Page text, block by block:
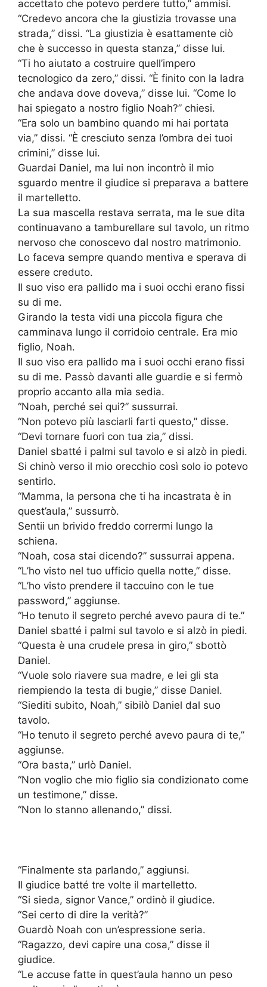
accettato che potevo perdere tutto,” ammisi.
“Credevo ancora che la giustizia trovasse una
strada,” dissi. “La giustizia è esattamente ciò
che è successo in questa stanza,” disse lui.
“Ti ho aiutato a costruire quell’impero
tecnologico da zero,” dissi. “È finito con la ladra
che andava dove doveva,” disse lui. “Come lo
hai spiegato a nostro figlio Noah?” chiesi.
“Era solo un bambino quando mi hai portata
via,” dissi. “È cresciuto senza l’ombra dei tuoi
crimini,” disse lui.
Guardai Daniel, ma lui non incontrò il mio
sguardo mentre il giudice si preparava a battere
il martelletto.
La sua mascella restava serrata, ma le sue dita
continuavano a tamburellare sul tavolo, un ritmo
nervoso che conoscevo dal nostro matrimonio.
Lo faceva sempre quando mentiva e sperava di
essere creduto.
Il suo viso era pallido ma i suoi occhi erano fissi
su di me.
Girando la testa vidi una piccola figura che
camminava lungo il corridoio centrale. Era mio
figlio, Noah.
Il suo viso era pallido ma i suoi occhi erano fissi
su di me. Passò davanti alle guardie e si fermò
proprio accanto alla mia sedia.
“Noah, perché sei qui?” sussurrai.
“Non potevo più lasciarli farti questo,” disse.
“Devi tornare fuori con tua zia,” dissi.
Daniel sbatté i palmi sul tavolo e si alzò in piedi.
Si chinò verso il mio orecchio così solo io potevo
sentirlo.
“Mamma, la persona che ti ha incastrata è in
quest’aula,” sussurrò.
Sentii un brivido freddo corrermi lungo la
schiena.
“Noah, cosa stai dicendo?” sussurrai appena.
“L’ho visto nel tuo ufficio quella notte,” disse.
“L’ho visto prendere il taccuino con le tue
password,” aggiunse.
“Ho tenuto il segreto perché avevo paura di te.”
Daniel sbatté i palmi sul tavolo e si alzò in piedi.
“Questa è una crudele presa in giro,” sbottò
Daniel.
“Vuole solo riavere sua madre, e lei gli sta
riempiendo la testa di bugie,” disse Daniel.
“Siediti subito, Noah,” sibilò Daniel dal suo
tavolo.
“Ho tenuto il segreto perché avevo paura di te,”
aggiunse.
“Ora basta,” urlò Daniel.
“Non voglio che mio figlio sia condizionato come
un testimone,” disse.
“Non lo stanno allenando,” dissi.
“Finalmente sta parlando,” aggiunsi.
Il giudice batté tre volte il martelletto.
“Si sieda, signor Vance,” ordinò il giudice.
“Sei certo di dire la verità?”
Guardò Noah con un’espressione seria.
“Ragazzo, devi capire una cosa,” disse il
giudice.
“Le accuse fatte in quest’aula hanno un peso